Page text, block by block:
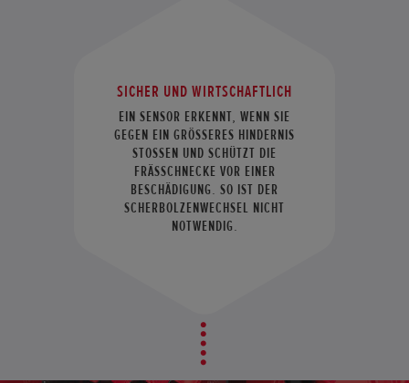
SICHER UND WIRTSCHAFTLICH
EIN SENSOR ERKENNT, WENN SIE
GEGEN EIN GRÖSSERES HINDERNIS S
TOSSEN UND SCHÜTZT DIE FR
ÄSSCHNECKE VOR EINER BE
SCHÄDIGUNG. SO IST DER SC
HERBOLZENWECHSEL NICHT NO
TWENDIG.